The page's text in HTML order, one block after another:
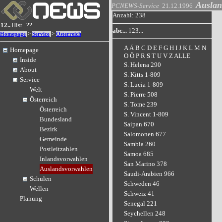
12..Hist..??..
Homepage > Service > Österreich
Homepage
Inside
About
Service
Welt
Österreich
Österreich
Bundesland
Bezirk
Gemeinde
Postleitzahlen
Inlandsvorwahlen
Auslandsvorwahlen
Schulen
Wellen
Planung
PCNEWS-Service 21.12.1996
Anzahl: 238
abc... 123...
A Ä B C D E F G H I J K L M N
O Ö P R S T U V Z ALLE
S. Helena 290
S. Kitts 1-809
S. Lucia 1-809
S. Pierre 508
S. Tome 239
S. Vincent 1-809
Saipan 670
Salomonen 677
Sambia 260
Samoa 685
San Marino 378
Saudi-Arabien 966
Schweden 46
Schweiz 41
Senegal 221
Seychellen 248